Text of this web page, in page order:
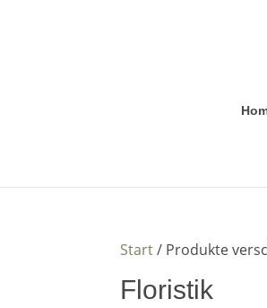
Start/ Produkte
Floristik